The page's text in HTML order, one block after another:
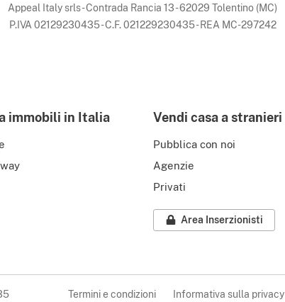
Appeal Italy srls - Contrada Rancia 13 - 62029 Tolentino (MC)
P.IVA 02129230435 - C.F. 021229230435 - REA MC-297242
immobili in Italia Vendi casa a stranieri
Pubblica con noi
Agenzie
Privati
Area Inserzionisti
Termini e condizioni Informativa sulla privacy